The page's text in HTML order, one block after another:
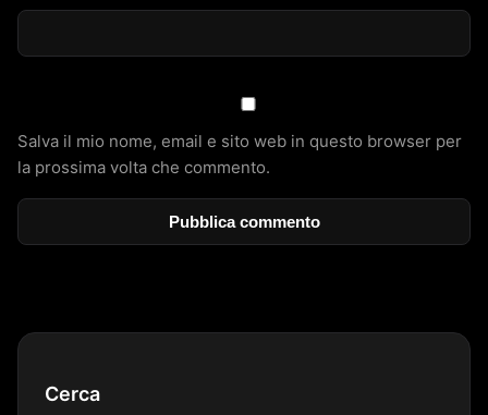
Salva il mio nome, email e sito web in questo browser per
la prossima volta che commento.
Cerca